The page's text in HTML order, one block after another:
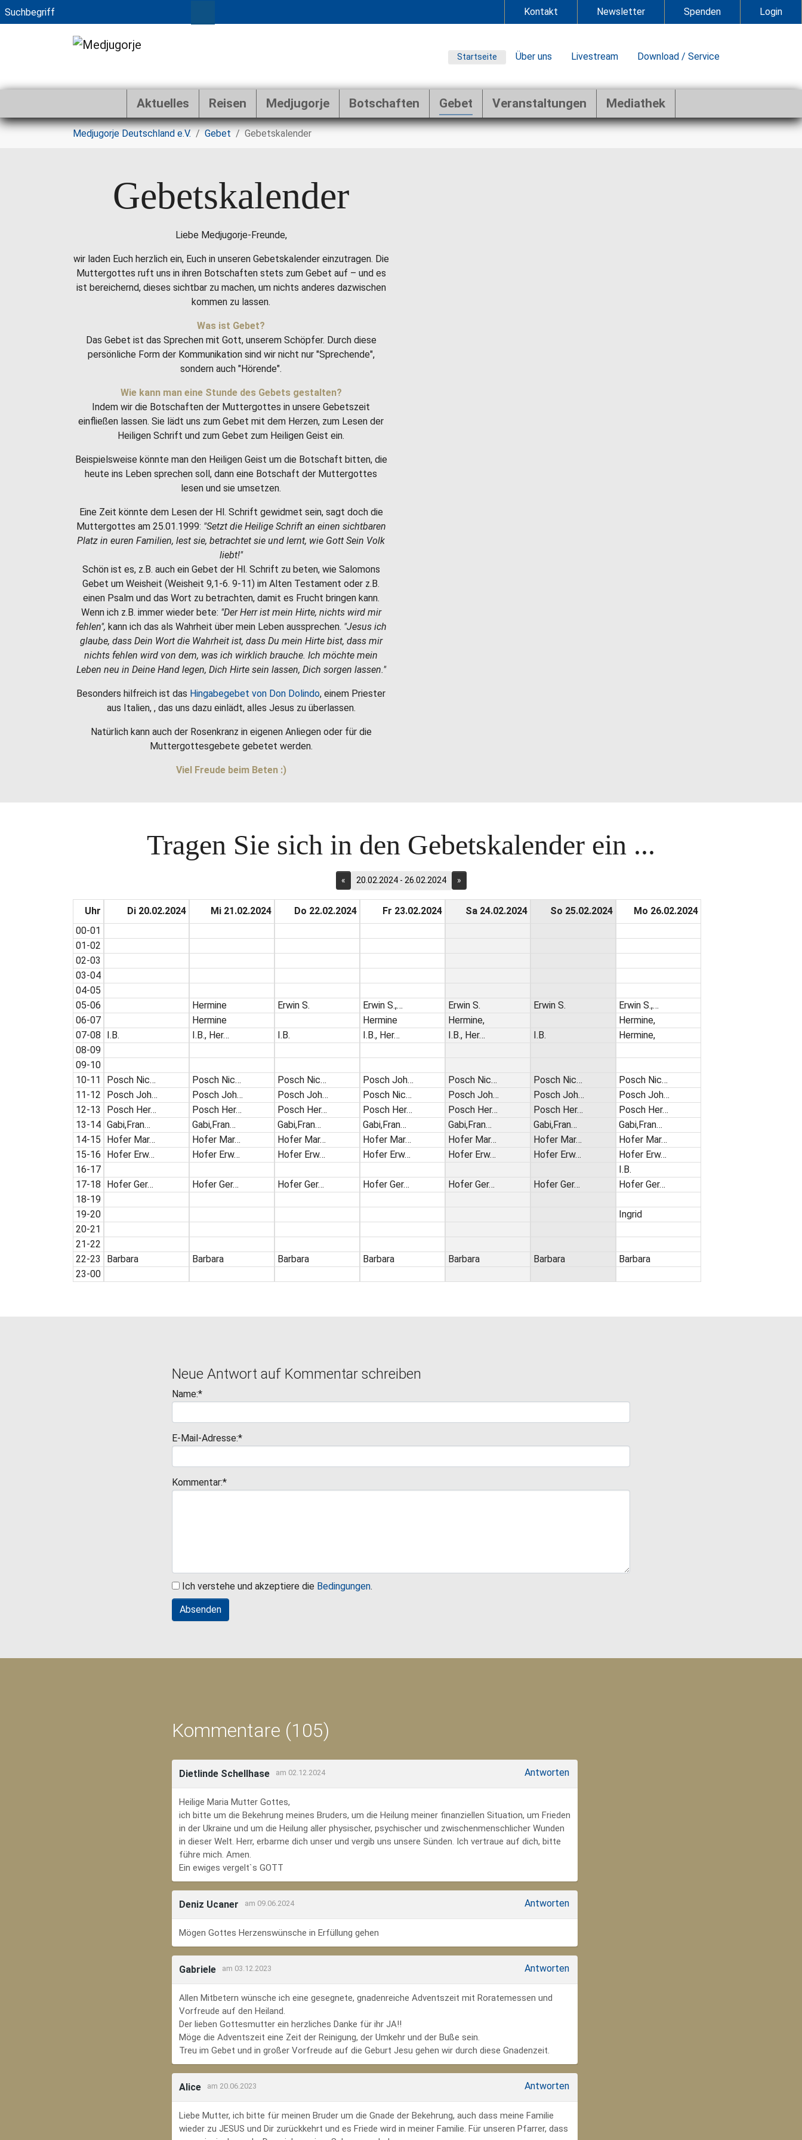
Zum Hauptinhalt springen
Kontakt Newsletter Spenden Login
Startseite Über uns Livestream Download / Service
Aktuelles Reisen Medjugorje Botschaften Gebet Veranstaltungen Mediathek
Sie sind hier:
Medjugorje Deutschland e.V. Gebet Gebetskalender
Gebetskalender
Liebe Medjugorje-Freunde,
wir laden Euch herzlich ein, Euch in unseren Gebetskalender einzutragen. Die
Muttergottes ruft uns in ihren Botschaften stets zum Gebet auf – und es
ist bereichernd, dieses sichtbar zu machen, um nichts anderes dazwischen
kommen zu lassen.
Was ist Gebet?
Das Gebet ist das Sprechen mit Gott, unserem Schöpfer. Durch diese
persönliche Form der Kommunikation sind wir nicht nur "Sprechende",
sondern auch "Hörende".
Wie kann man eine Stunde des Gebets gestalten?
Indem wir die Botschaften der Muttergottes in unsere Gebetszeit
einfließen lassen. Sie lädt uns zum Gebet mit dem Herzen, zum Lesen der
Heiligen Schrift und zum Gebet zum Heiligen Geist ein.
Beispielsweise könnte man den Heiligen Geist um die Botschaft bitten, die
heute ins Leben sprechen soll, dann eine Botschaft der Muttergottes
lesen und sie umsetzen.
Eine Zeit könnte dem Lesen der Hl. Schrift gewidmet sein, sagt doch die
Muttergottes am 25.01.1999: "Setzt die Heilige Schrift an einen sichtbaren
Platz in euren Familien, lest sie, betrachtet sie und lernt, wie Gott Sein Volk
liebt!"
Schön ist es, z.B. auch ein Gebet der Hl. Schrift zu beten, wie Salomons
Gebet um Weisheit (Weisheit 9,1-6. 9-11) im Alten Testament oder z.B.
einen Psalm und das Wort zu betrachten, damit es Frucht bringen kann.
Wenn ich z.B. immer wieder bete: "Der Herr ist mein Hirte, nichts wird mir
fehlen", kann ich das als Wahrheit über mein Leben aussprechen. "Jesus ich
glaube, dass Dein Wort die Wahrheit ist, dass Du mein Hirte bist, dass mir
nichts fehlen wird von dem, was ich wirklich brauche. Ich möchte mein
Leben neu in Deine Hand legen, Dich Hirte sein lassen, Dich sorgen lassen."
Besonders hilfreich ist das Hingabegebet von Don Dolindo, einem Priester
aus Italien, , das uns dazu einlädt, alles Jesus zu überlassen.
Natürlich kann auch der Rosenkranz in eigenen Anliegen oder für die
Muttergottesgebete gebetet werden.
Viel Freude beim Beten :)
Tragen Sie sich in den Gebetskalender ein ...
« 20.02.2024 - 26.02.2024 »
Uhr
00-01
01-02
02-03
03-04
04-05
05-06
06-07
07-08
08-09
09-10
10-11
11-12
12-13
13-14
14-15
15-16
16-17
17-18
18-19
19-20
20-21
21-22
22-23
23-00
Di 20.02.2024
I.B.
Posch Nic…
Posch Joh…
Posch Her…
Gabi,Fran…
Hofer Mar…
Hofer Erw…
Hofer Ger…
Barbara
Mi 21.02.2024
Hermine
Hermine
I.B., Her…
Posch Nic…
Posch Joh…
Posch Her…
Gabi,Fran…
Hofer Mar…
Hofer Erw…
Hofer Ger…
Barbara
Do 22.02.2024
Erwin S.
I.B.
Posch Nic…
Posch Joh…
Posch Her…
Gabi,Fran…
Hofer Mar…
Hofer Erw…
Hofer Ger…
Barbara
Fr 23.02.2024
Erwin S.,…
Hermine
I.B., Her…
Posch Joh…
Posch Nic…
Posch Her…
Gabi,Fran…
Hofer Mar…
Hofer Erw…
Hofer Ger…
Barbara
Sa 24.02.2024
Erwin S.
Hermine,
I.B., Her…
Posch Nic…
Posch Joh…
Posch Her…
Gabi,Fran…
Hofer Mar…
Hofer Erw…
Hofer Ger…
Barbara
So 25.02.2024
Erwin S.
I.B.
Posch Nic…
Posch Joh…
Posch Her…
Gabi,Fran…
Hofer Mar…
Hofer Erw…
Hofer Ger…
Barbara
Mo 26.02.2024
Erwin S.,…
Hermine,
Hermine,
Posch Nic…
Posch Joh…
Posch Her…
Gabi,Fran…
Hofer Mar…
Hofer Erw…
I.B.
Hofer Ger…
Ingrid
Barbara
Neue Antwort auf Kommentar schreiben
Name:*
E-Mail-Adresse:*
Kommentar:*
Ich verstehe und akzeptiere die Bedingungen.
Kommentare (105)
Dietlinde Schellhase am 02.12.2024 Antworten
Heilige Maria Mutter Gottes,
ich bitte um die Bekehrung meines Bruders, um die Heilung meiner finanziellen Situation, um Frieden
in der Ukraine und um die Heilung aller physischer, psychischer und zwischenmenschlicher Wunden
in dieser Welt. Herr, erbarme dich unser und vergib uns unsere Sünden. Ich vertraue auf dich, bitte
führe mich. Amen.
Ein ewiges vergelt`s GOTT
Deniz Ucaner am 09.06.2024 Antworten
Mögen Gottes Herzenswünsche in Erfüllung gehen
Gabriele am 03.12.2023 Antworten
Allen Mitbetern wünsche ich eine gesegnete, gnadenreiche Adventszeit mit Roratemessen und
Vorfreude auf den Heiland.
Der lieben Gottesmutter ein herzliches Danke für ihr JA!!
Möge die Adventszeit eine Zeit der Reinigung, der Umkehr und der Buße sein.
Treu im Gebet und in großer Vorfreude auf die Geburt Jesu gehen wir durch diese Gnadenzeit.
Alice am 20.06.2023 Antworten
Liebe Mutter, ich bitte für meinen Bruder um die Gnade der Bekehrung, auch dass meine Familie
wieder zu JESUS und Dir zurückkehrt und es Friede wird in meiner Familie. Für unseren Pfarrer, dass